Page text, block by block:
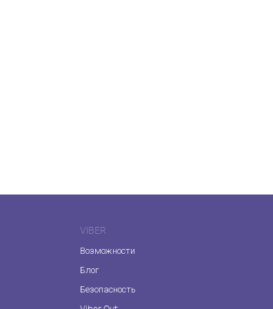
VIBER
Возможности
Блог
Безопасность